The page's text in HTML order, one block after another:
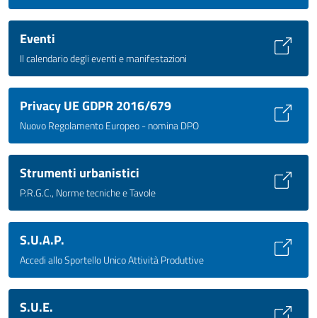
Eventi
Il calendario degli eventi e manifestazioni
Privacy UE GDPR 2016/679
Nuovo Regolamento Europeo - nomina DPO
Strumenti urbanistici
P.R.G.C., Norme tecniche e Tavole
S.U.A.P.
Accedi allo Sportello Unico Attività Produttive
S.U.E.